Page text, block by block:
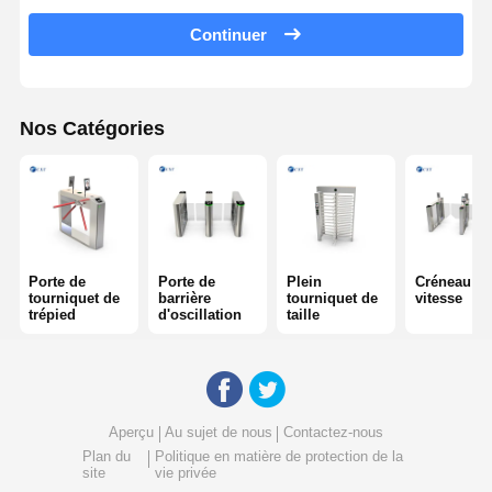
Tournevis coulissant en verre
Parties de portes à tournevis
Machine de reconnaissance faciale
Contrôle d'accès à la porte piétonne
Machine de numérisation de code QR
Machine de stationnement
Équipement de billetterie
Composants de tournevis
Continuer
Nos Catégories
Porte de
tourniquet de
trépied
Porte de
barrière
d'oscillation
Plein
tourniquet de
taille
Créneau de
vitesse
Aperçu Au sujet de nous
Contactez-nous
Plan du
site
Politique en matière de protection de la
vie privée